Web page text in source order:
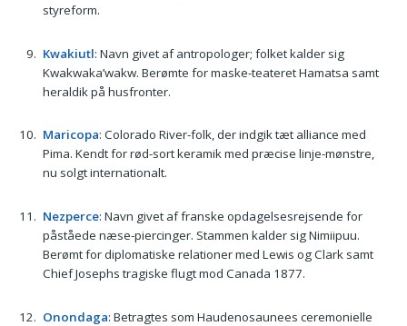
styreform.
Kwakiutl: Navn givet af antropologer; folket kalder sig
Kwakwaka’wakw. Berømte for maske-teateret Hamatsa samt
heraldik på husfronter.
Maricopa: Colorado River-folk, der indgik tæt alliance med
Pima. Kendt for rød-sort keramik med præcise linje-mønstre,
nu solgt internationalt.
Nezperce: Navn givet af franske opdagelsesrejsende for
påståede næse-piercinger. Stammen kalder sig Nimiipuu.
Berømt for diplomatiske relationer med Lewis og Clark samt
Chief Josephs tragiske flugt mod Canada 1877.
Onondaga: Betragtes som Haudenosaunees ceremonielle